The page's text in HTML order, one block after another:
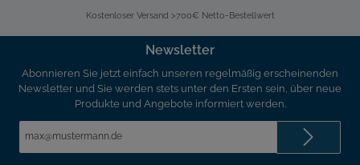
Kostenloser Versand >700€ Netto-Bestellwert
Newsletter
Abonnieren Sie jetzt einfach unseren regelmäßig erscheinenden
Newsletter und Sie werden stets unter den Ersten sein, über neue
Produkte und Angebote informiert werden.